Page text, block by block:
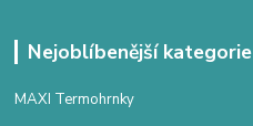
Nejoblíbenější kategorie
MAXI Termohrnky